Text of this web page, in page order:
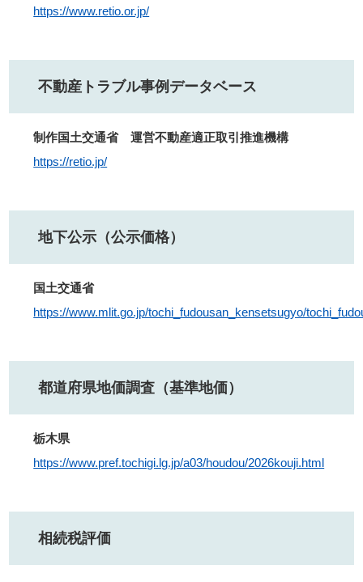
https://www.retio.or.jp/
不動産トラブル事例データベース
制作国土交通省 運営不動産適正取引推進機構
https://retio.jp/
地下公示（公示価格）
国土交通省
https://www.mlit.go.jp/tochi_fudousan_kensetsugyo/
都道府県地価調査（基準地価）
栃木県
https://www.pref.tochigi.lg.jp/a03/houdou/2026kouji.html
相続税評価